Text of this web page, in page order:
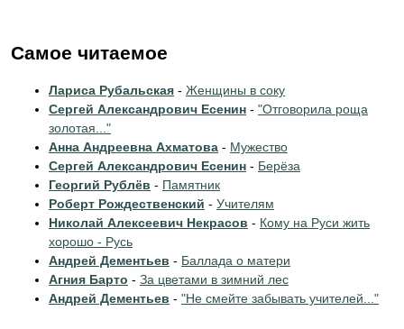
Самое читаемое
Лариса Рубальская - Женщины в соку
Сергей Александрович Есенин - "Отговорила роща
золотая..."
Анна Андреевна Ахматова - Мужество
Сергей Александрович Есенин - Берёза
Георгий Рублёв - Памятник
Роберт Рождественский - Учителям
Николай Алексеевич Некрасов - Кому на Руси жить
хорошо - Русь
Андрей Дементьев - Баллада о матери
Агния Барто - За цветами в зимний лес
Андрей Дементьев - "Не смейте забывать учителей..."